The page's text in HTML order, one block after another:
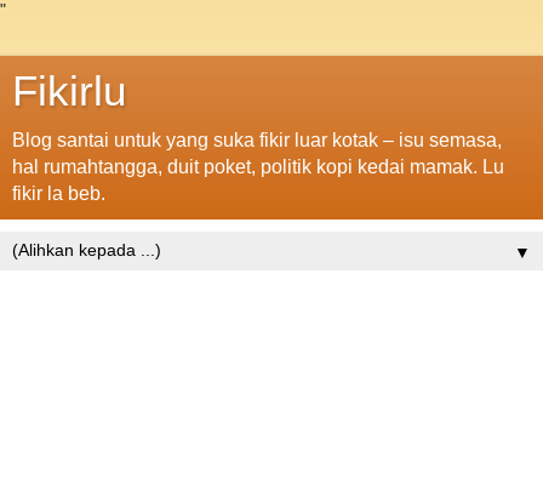
"
Fikirlu
Blog santai untuk yang suka fikir luar kotak – isu semasa,
hal rumahtangga, duit poket, politik kopi kedai mamak. Lu
fikir la beb.
▼